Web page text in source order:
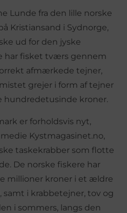
Lunde fra den lille norske
Kristiansand i Sydnorge,
ud for den jyske
har fisket tværs gennem
afmærkede tejner,
grejer i form af tejner
kroner.
er forholdsvis nyt,
Kystmagasinet.no,
taskekrabber som flotte
De norske fiskere har
millioner kroner i et ældre
samt i krabbetejner, tov og
i sommers, langs den